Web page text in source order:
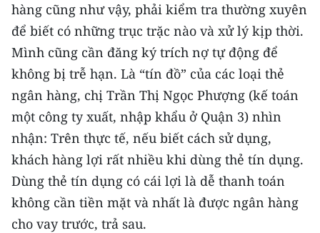
Trung du và miền núi phía Bắc
Đồng bằng sông Hồng
Bắc Trung Bộ
Duyên hải Nam Trung Bộ và Tây
Nguyên
Đông Nam Bộ
Đồng bằng sông Cửu Long
Chuyên trang Hà Nội
hàng cũng như vậy, phải kiểm tra thường xuyên
để biết có những trục trặc nào và xử lý kịp thời.
Mình cũng cần đăng ký trích nợ tự động để
không bị trễ hạn. Là “tín đồ” của các loại thẻ
ngân hàng, chị Trần Thị Ngọc Phượng (kế toán
một công ty xuất, nhập khẩu ở Quận 3) nhìn
nhận: Trên thực tế, nếu biết cách sử dụng,
khách hàng lợi rất nhiều khi dùng thẻ tín dụng.
Dùng thẻ tín dụng có cái lợi là dễ thanh toán
không cần tiền mặt và nhất là được ngân hàng
cho vay trước, trả sau.